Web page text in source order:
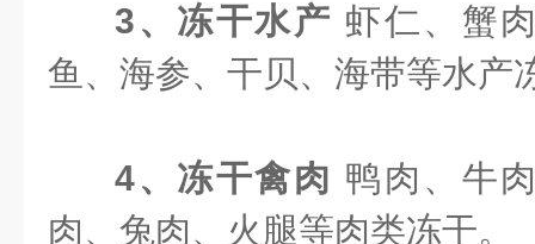
3、冻干水产 虾仁、蟹
鱼、海参、干贝、海带等水产
4、冻干禽肉 鸭肉、牛
肉、兔肉、火腿等肉类冻干。